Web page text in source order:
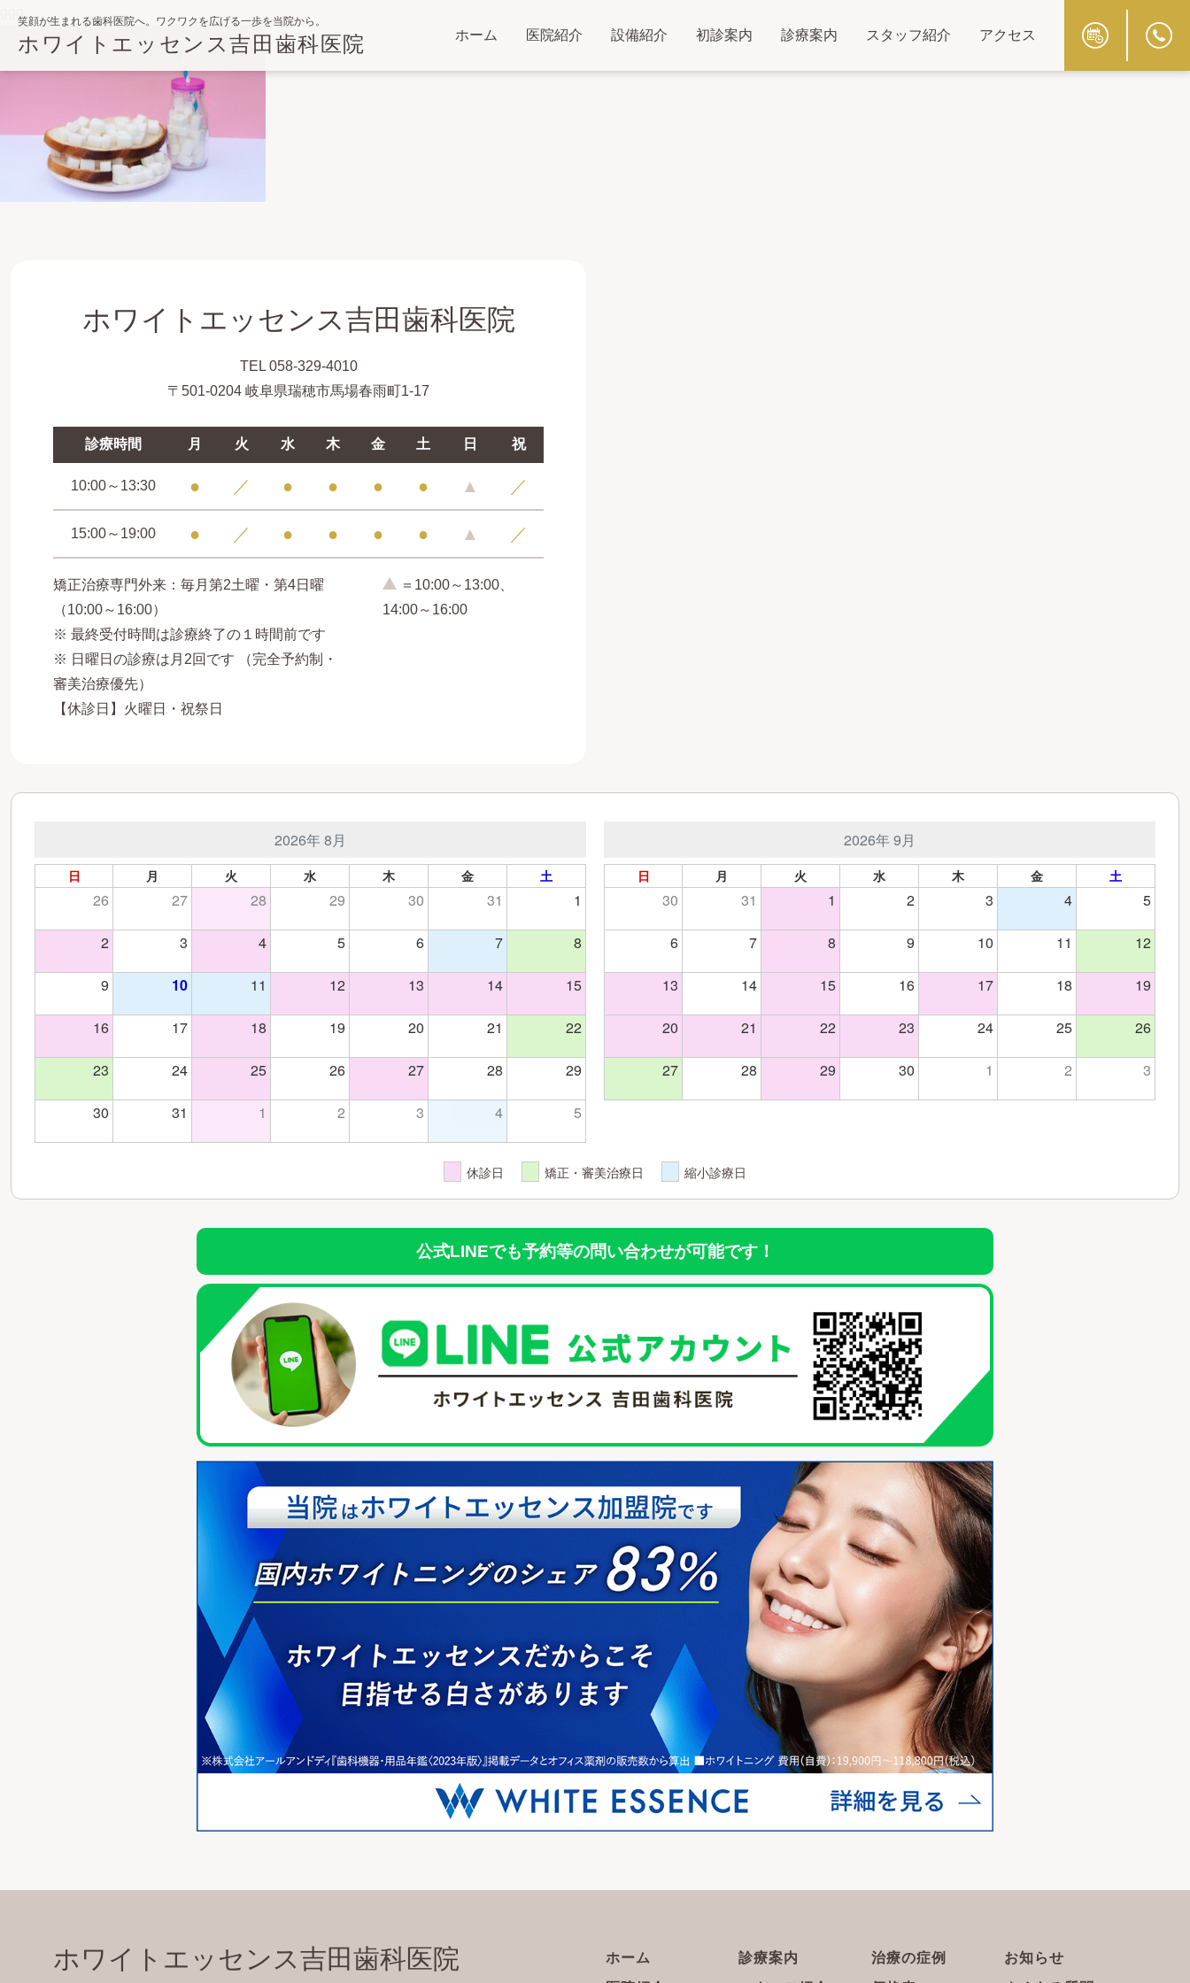
笑顔が生まれる歯科医院へ。ワクワクを広げる一歩を当院から。
ホワイトエッセンス吉田歯科医院 ホーム 医院紹介 設備紹介 初診案内 診療案内 スタッフ紹介 アクセス
ホワイトエッセンス吉田歯科医院
TEL 058-329-4010
〒501-0204 岐阜県瑞穂市馬場春雨町1-17
診療時間 月 火 水 木 金 土 日 祝
10:00～13:30 ● ／ ● ● ● ● ▲ ／
15:00～19:00 ● ／ ● ● ● ● ▲ ／
矯正治療専門外来：毎月第2土曜・第4日曜
（10:00～16:00）
※ 最終受付時間は診療終了の１時間前です
※ 日曜日の診療は月2回です （完全予約制・
審美治療優先）
【休診日】火曜日・祝祭日
＝10:00～13:00、
14:00～16:00
2026年 8月
日 月 火 水 木 金 土
26 27 28 29 30 31 1
2 3 4 5 6 7 8
9 10 11 12 13 14 15
16 17 18 19 20 21 22
23 24 25 26 27 28 29
30 31 1 2 3 4 5
2026年 9月
日 月 火 水 木 金 土
30 31 1 2 3 4 5
6 7 8 9 10 11 12
13 14 15 16 17 18 19
20 21 22 23 24 25 26
27 28 29 30 1 2 3
休診日 矯正・審美治療日 縮小診療日
公式LINEでも予約等の問い合わせが可能です！
ホーム
診療案内
治療の症例
お知らせ
ホワイトエッセンス吉田歯科医院